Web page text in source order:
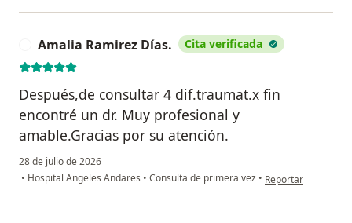
Amalia Ramirez Días. Cita verificada
Después,de consultar 4 dif.traumat.x fin
encontré un dr. Muy profesional y
amable.Gracias por su atención.
28 de julio de 2026
• Hospital Angeles Andares • Consulta de primera vez • en opinión del
Reportar